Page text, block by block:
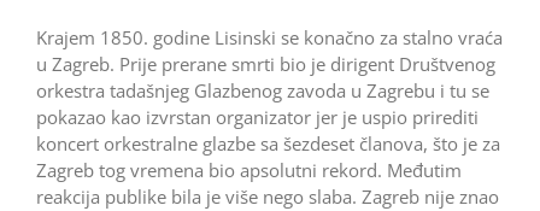
Krajem 1850. godine Lisinski se konačno za stalno vraća
u Zagreb. Prije prerane smrti bio je dirigent Društvenog
orkestra tadašnjeg Glazbenog zavoda u Zagrebu i tu se
pokazao kao izvrstan organizator jer je uspio prirediti
koncert orkestralne glazbe sa šezdeset članova, što je za
Zagreb tog vremena bio apsolutni rekord. Međutim
reakcija publike bila je više nego slaba. Zagreb nije znao